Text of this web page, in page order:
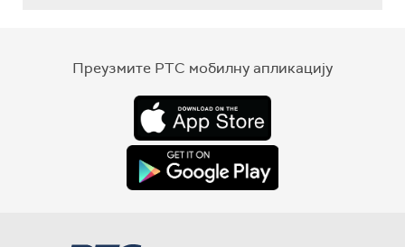
Преузмите РТС мобилну апликацију